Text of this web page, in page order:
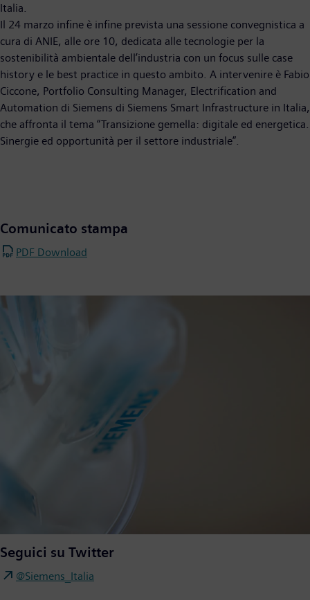
Italia.
Il 24 marzo infine è infine prevista una sessione convegnistica a
cura di ANIE, alle ore 10, dedicata alle tecnologie per la
sostenibilità ambientale dell’industria con un focus sulle case
history e le best practice in questo ambito. A intervenire è Fabio
Ciccone, Portfolio Consulting Manager, Electrification and
Automation di Siemens di Siemens Smart Infrastructure in Italia,
che affronta il tema “Transizione gemella: digitale ed energetica.
Sinergie ed opportunità per il settore industriale”.
Comunicato stampa
PDF Download
Seguici su Twitter
@Siemens_Italia